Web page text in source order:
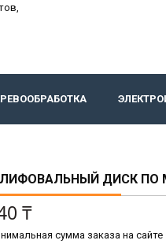
ДИСК ПО
₸
сумма заказа на сайте